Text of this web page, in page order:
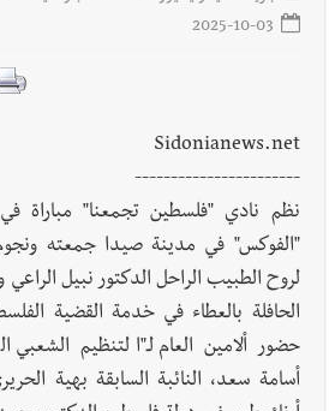
فكيف أقرّت الزيادة؟
العالم العربي
يبقى الشعب الفلسطيني يعيش كل هذا
المعاناة التي تمزق القلوب والضمائر؟
Sidonianews.net
-----------------------
نظم نادي "فلسطين تجمعنا" مباراة
"الفوكس" في مدينة صيدا جمعته ونجوم
لروح الطبيب الراحل الدكتور نبيل الراعي
الحافلة بالعطاء في خدمة القضية
حضور ألامين العام لـ"التنظيم الشعبي
أسامة سعد، النائبة السابقة بهية